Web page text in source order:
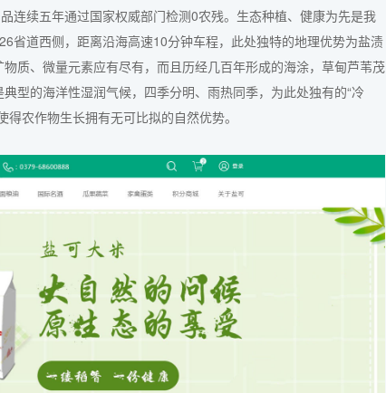
连续五年通过国家权威部门检测0农残。生态种植、健康为先是我
省道西侧，距离沿海高速10分钟车程，此处独特的地理优势为盐渍
质、微量元素应有尽有，而且历经几百年形成的海涂，草甸芦苇茂
型的海洋性湿润气候，四季分明、雨热同季，为此处独有的“冷
农作物生长拥有无可比拟的自然优势。